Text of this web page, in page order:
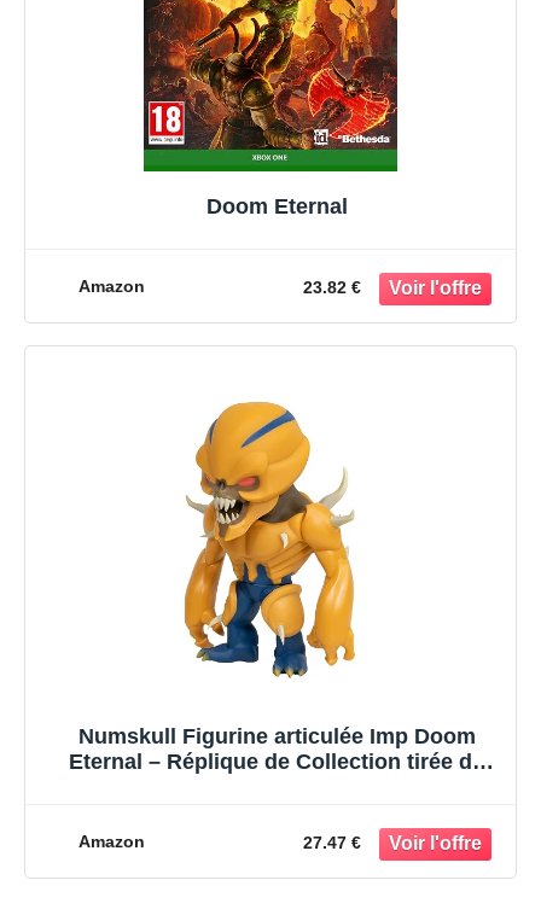
Doom Eternal
Amazon 23.82 €
Numskull Figurine articulée Imp Doom
Eternal – Réplique de Collection tirée du
Amazon 27.47 €